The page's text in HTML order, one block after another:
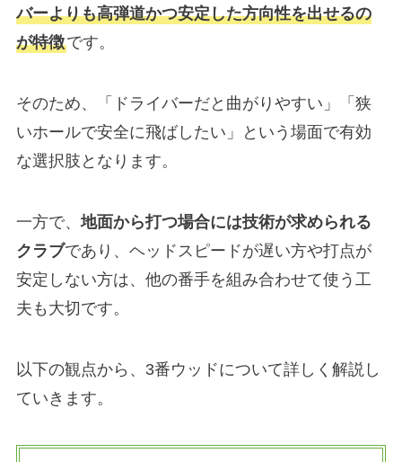
バーよりも高弾道かつ安定した方向性を出せるの
が特徴です。
そのため、「ドライバーだと曲がりやすい」「狭
いホールで安全に飛ばしたい」という場面で有効
な選択肢となります。
一方で、地面から打つ場合には技術が求められる
クラブであり、ヘッドスピードが遅い方や打点が
安定しない方は、他の番手を組み合わせて使う工
夫も大切です。
以下の観点から、3番ウッドについて詳しく解説し
ていきます。